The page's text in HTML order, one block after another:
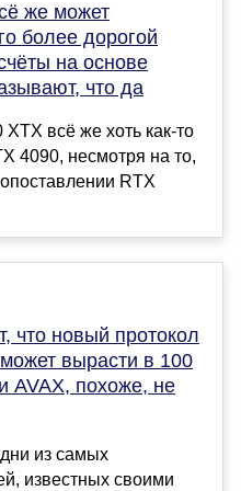
же может
более дорогой
на основе
что да
всё же хоть как-то
4090, несмотря на то,
RTX
что новый протокол
вырасти в 100
AVAX, похоже, не
из самых
известных своими